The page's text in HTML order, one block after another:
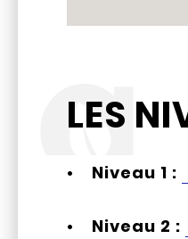
LES
• Niveau 1 :
• Niveau 2 :